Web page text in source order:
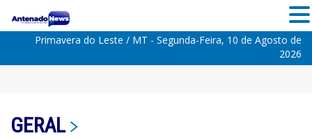
Primavera do Leste / MT - Segunda-Feira, 10 de Agosto de
2026
GERAL